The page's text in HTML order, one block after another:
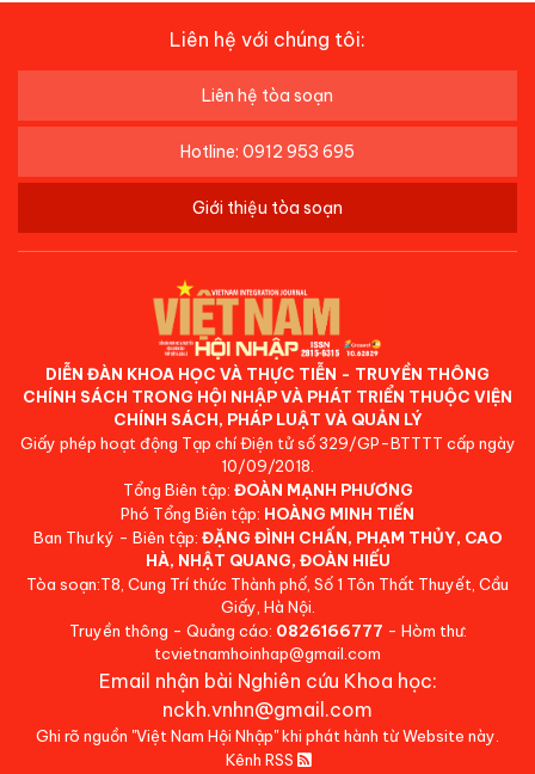
Liên hệ với chúng tôi:
Liên hệ tòa soạn
Hotline: 0912 953 695
Giới thiệu tòa soạn
DIỄN ĐÀN KHOA HỌC VÀ THỰC TIỄN - TRUYỀN THÔNG
CHÍNH SÁCH TRONG HỘI NHẬP VÀ PHÁT TRIỂN THUỘC VIỆN
CHÍNH SÁCH, PHÁP LUẬT VÀ QUẢN LÝ
Giấy phép hoạt động Tạp chí Điện tử số 329/GP-BTTTT cấp ngày
10/09/2018.
Tổng Biên tập: ĐOÀN MẠNH PHƯƠNG
Phó Tổng Biên tập: HOÀNG MINH TIẾN
Ban Thư ký - Biên tập: ĐẶNG ĐÌNH CHẤN, PHẠM THỦY, CAO
HÀ, NHẬT QUANG, ĐOÀN HIẾU
Tòa soạn:T8, Cung Trí thức Thành phố, Số 1 Tôn Thất Thuyết, Cầu
Giấy, Hà Nội.
Truyền thông - Quảng cáo: 0826166777 - Hòm thư:
tcvietnamhoinhap@gmail.com
Email nhận bài Nghiên cứu Khoa học:
nckh.vnhn@gmail.com
Ghi rõ nguồn "Việt Nam Hội Nhập" khi phát hành từ Website này.
Kênh RSS